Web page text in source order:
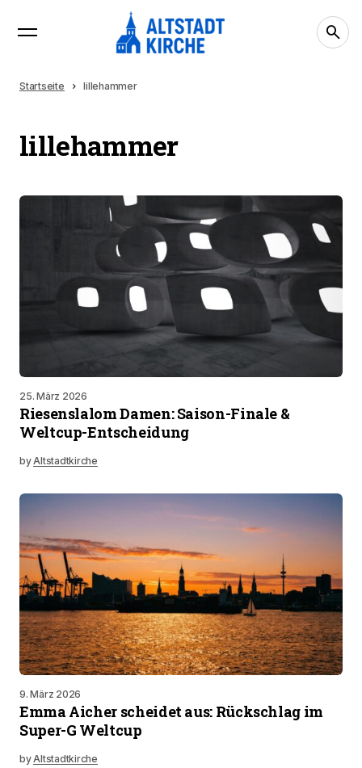
Startseite lillehammer
lillehammer
25. März 2026
Riesenslalom Damen: Saison-Finale &
Weltcup-Entscheidung
byAltstadtkirche
9. März 2026
Emma Aicher scheidet aus: Rückschlag im
Super-G Weltcup
byAltstadtkirche